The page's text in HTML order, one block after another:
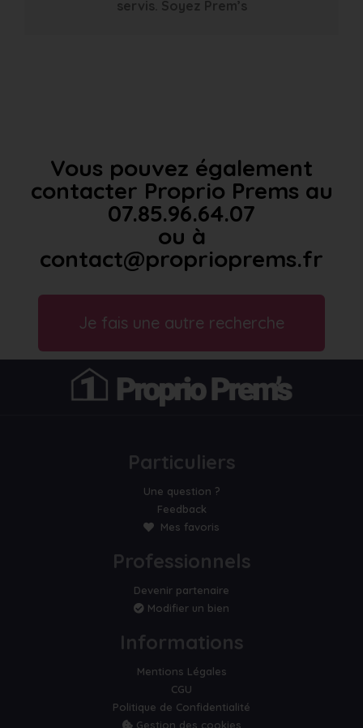
servis. Soyez Prem’s
Vous pouvez également
contacter Proprio Prems au
07.85.96.64.07
ou à
contact@proprioprems.fr
Je fais une autre recherche
Particuliers
Une question ?
Feedback
Mes favoris
Professionnels
Devenir partenaire
Modifier un bien
Informations
Mentions Légales
CGU
Politique de Confidentialité
Gestion des cookies